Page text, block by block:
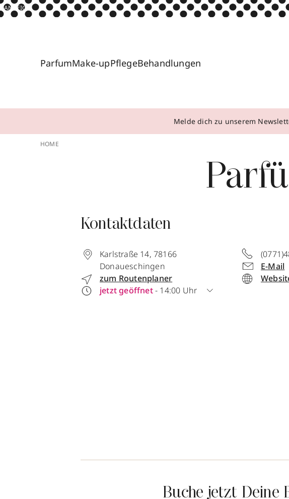
ANZEIGE
ParfumMake-upPflegeBehandlungen
Melde dich zu unserem
HOME
Kontaktdaten
Karlstraße 14, 78166
Donaueschingen
zum Routenplaner
jetzt geöffnet- 14:00 Uhr
E-Mail
Buche jetzt Deine